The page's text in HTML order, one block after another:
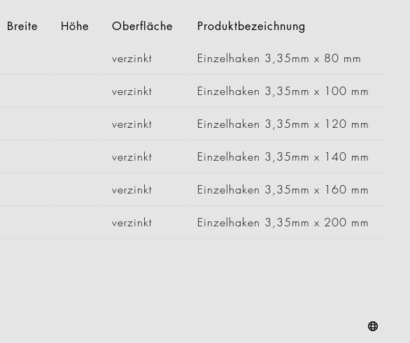
Breite Höhe Oberfläche Produktbezeichnung
verzinkt Einzelhaken 3,35mm x 80 mm
verzinkt Einzelhaken 3,35mm x 100 mm
verzinkt Einzelhaken 3,35mm x 120 mm
verzinkt Einzelhaken 3,35mm x 140 mm
verzinkt Einzelhaken 3,35mm x 160 mm
verzinkt Einzelhaken 3,35mm x 200 mm